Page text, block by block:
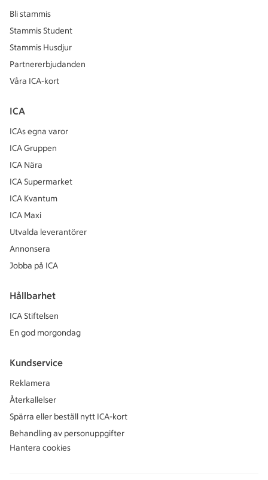
Bli stammis
Stammis Student
Stammis Husdjur
Partnererbjudanden
Våra ICA-kort
ICA
ICAs egna varor
ICA Gruppen
ICA Nära
ICA Supermarket
ICA Kvantum
ICA Maxi
Utvalda leverantörer
Annonsera
Jobba på ICA
Hållbarhet
ICA Stiftelsen
En god morgondag
Kundservice
Reklamera
Återkallelser
Spärra eller beställ nytt ICA-kort
Behandling av personuppgifter
Hantera cookies